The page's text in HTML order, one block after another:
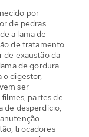
por
de pedras
a lama de
de tratamento
de exaustão da
de gordura
o digestor,
ser
partes de
de desperdício,
trocadores